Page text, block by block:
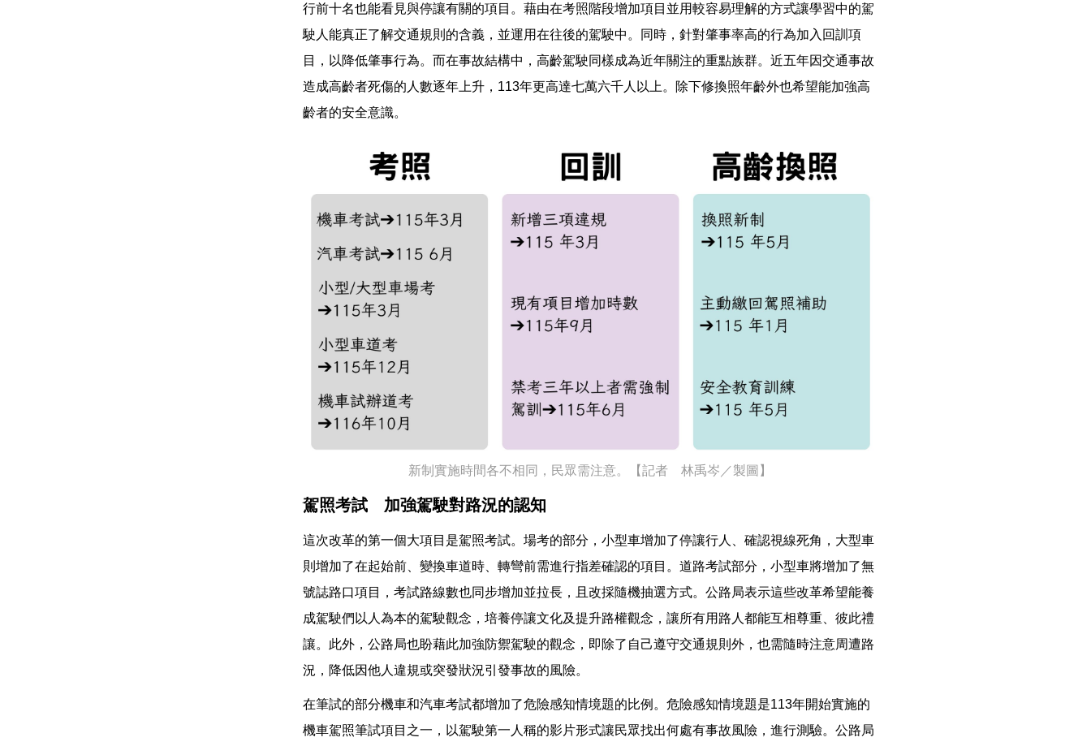
行前十名也能看見與停讓有關的項目。藉由在考照階段增加項目並用較容易理解的方式讓學習中的駕
駛人能真正了解交通規則的含義，並運用在往後的駕駛中。同時，針對肇事率高的行為加入回訓項
目，以降低肇事行為。而在事故結構中，高齡駕駛同樣成為近年關注的重點族群。近五年因交通事故
造成高齡者死傷的人數逐年上升，113年更高達七萬六千人以上。除下修換照年齡外也希望能加強高
齡者的安全意識。
新制實施時間各不相同，民眾需注意。【記者 林禹岑／製圖】
駕照考試 加強駕駛對路況的認知
這次改革的第一個大項目是駕照考試。場考的部分，小型車增加了停讓行人、確認視線死角，大型車
則增加了在起始前、變換車道時、轉彎前需進行指差確認的項目。道路考試部分，小型車將增加了無
號誌路口項目，考試路線數也同步增加並拉長，且改採隨機抽選方式。公路局表示這些改革希望能養
成駕駛們以人為本的駕駛觀念，培養停讓文化及提升路權觀念，讓所有用路人都能互相尊重、彼此禮
讓。此外，公路局也盼藉此加強防禦駕駛的觀念，即除了自己遵守交通規則外，也需隨時注意周遭路
況，降低因他人違規或突發狀況引發事故的風險。
在筆試的部分機車和汽車考試都增加了危險感知情境題的比例。危險感知情境題是113年開始實施的
機車駕照筆試項目之一，以駕駛第一人稱的影片形式讓民眾找出何處有事故風險，進行測驗。公路局